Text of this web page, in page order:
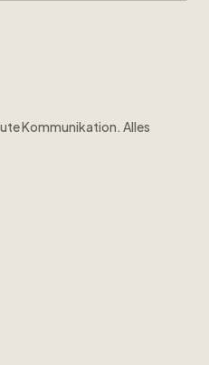
Kommunikation. Alles